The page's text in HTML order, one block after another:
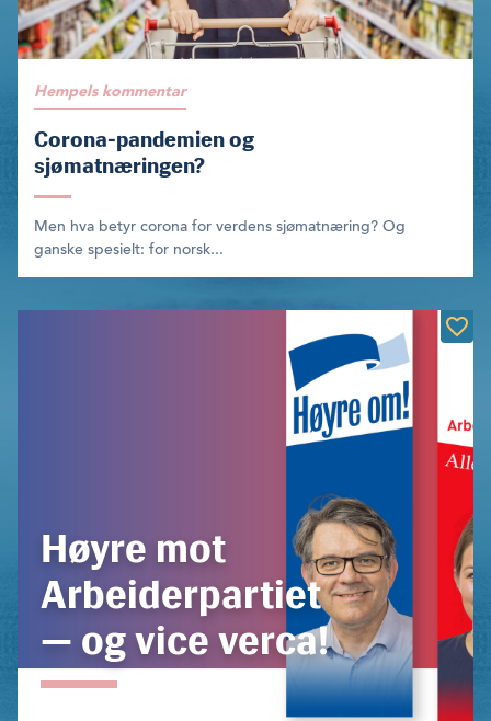
Hempels kommentar
Corona-pandemien og
sjømatnæringen?
Men hva betyr corona for verdens sjømatnæring? Og
ganske spe­sielt: for norsk...
Høyre mot
Arbeiderpartiet
— og vice verca!